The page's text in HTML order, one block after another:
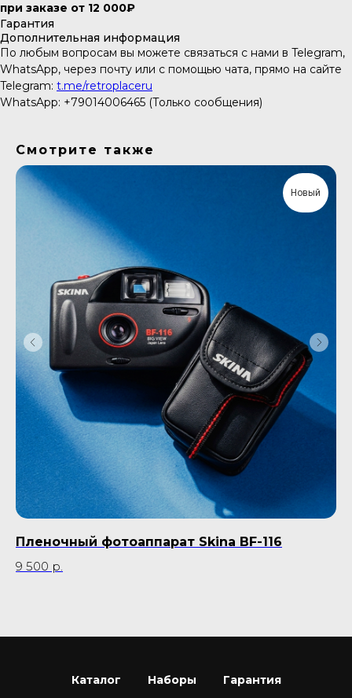
при заказе от 12 000₽
Гарантия
Дополнительная информация
По любым вопросам вы можете связаться с нами в Telegram,
WhatsApp, через почту или с помощью чата, прямо на сайте
Telegram: t.me/retroplaceru
WhatsApp: +79014006465 (Только сообщения)
Смотрите также
Новый
Пленочный фотоаппарат Skina BF-116
9 500 р.
Каталог Наборы Гарантия